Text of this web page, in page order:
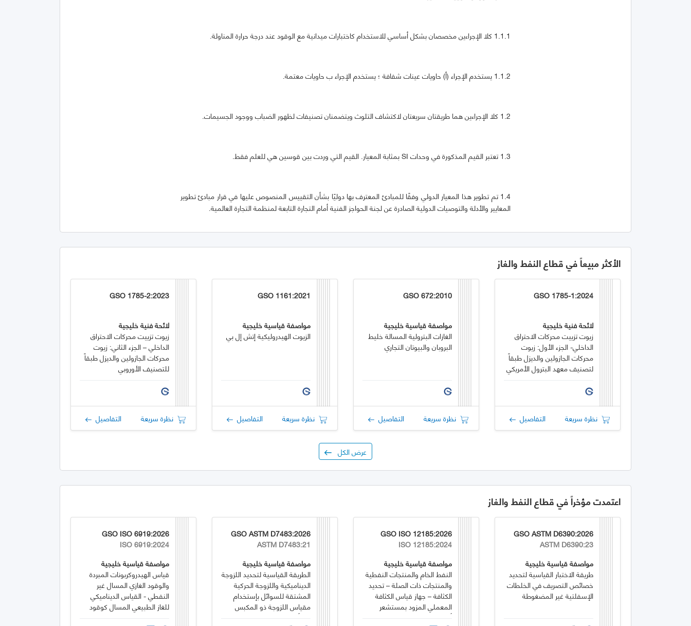
1.1.1 كلا الإجراءين مخصصان بشكل أساسي للاستخدام كاختبارات ميدانية مع الوقود عند درجة حرارة المناولة.
1.1.2 يستخدم الإجراء (أ) حاويات عينات شفافة ؛ يستخدم الإجراء ب حاويات معتمة.
1.2 كلا الإجراءين هما طريقتان سريعتان لاكتشاف التلوث ويتضمنان تصنيفات لظهور الضباب ووجود الجسيمات.
1.3 تعتبر القيم المذكورة في وحدات SI بمثابة المعيار. القيم التي وردت بين قوسين هي للعلم فقط.
1.4 تم تطوير هذا المعيار الدولي وفقًا للمبادئ المعترف بها دوليًا بشأن التقييس المنصوص عليها في قرار مبادئ تطوير
المعايير والأدلة والتوصيات الدولية الصادرة عن لجنة الحواجز الفنية أمام التجارة التابعة لمنظمة التجارة العالمية.
الأكثر مبيعاً في قطاع النفط والغاز
GSO 1785-1:2024
لائحة فنية خليجية
زيوت تزييت محركات الاحتراق
الداخلي- الجزء الأول: زيوت
محركات الجازولين والديزل طبقاً
لتصنيف معهد البترول الأمريكي
نظرة سريعة التفاصيل
GSO 672:2010
مواصفة قياسية خليجية
الغازات البترولية المسالة خليط
البروبان والبيوتان التجاري
نظرة سريعة التفاصيل
GSO 1161:2021
مواصفة قياسية خليجية
الزيوت الهيدروليكية إتش إل بي
نظرة سريعة التفاصيل
GSO 1785-2:2023
لائحة فنية خليجية
زيوت تزييت محركات الاحتراق
الداخلي – الجزء الثاني: زيوت
محركات الجازولين والديزل طبقاً
للتصنيف الأوروبي
نظرة سريعة التفاصيل
عرض الكل
اعتمدت مؤخراً في قطاع النفط والغاز
GSO ASTM D6390:2026
ASTM D6390:23
مواصفة قياسية خليجية
طريقة الاختبار القياسية لتحديد
خصائص التصريف في الخلطات
الإسفلتية غير المضغوطة
GSO ISO 12185:2026
ISO 12185:2024
مواصفة قياسية خليجية
النفط الخام والمنتجات النفطية
والمنتجات ذات الصلة – تحديد
الكثافة – جهاز قياس الكثافة
المعملي المزود بمستشعر
GSO ASTM D7483:2026
ASTM D7483:21
مواصفة قياسية خليجية
الطريقة القياسية لتحديد اللزوجة
الديناميكية واللزوجة الحركية
المشتقة للسوائل بإستخدام
مقياس اللزوجة ذو المكبس
المتأرجح
GSO ISO 6919:2026
ISO 6919:2024
مواصفة قياسية خليجية
قياس الهيدروكربونات المبردة
والوقود الغازي المسال غير
النفطي - القياس الديناميكي
للغاز الطبيعي المسال كوقود
بحري - التزويد بالوقود من